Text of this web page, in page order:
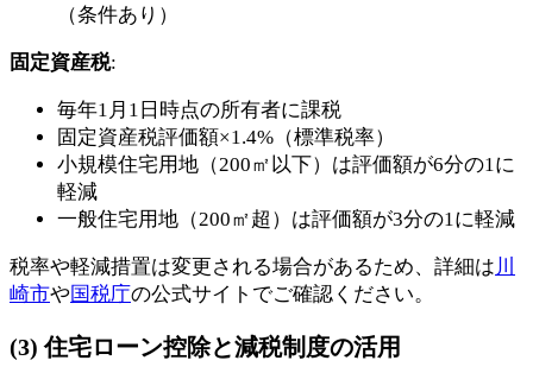
（条件あり）
固定資産税:
毎年1月1日時点の所有者に課税
固定資産税評価額×1.4%（標準税率）
小規模住宅用地（200㎡以下）は評価額が6分の1に
軽減
一般住宅用地（200㎡超）は評価額が3分の1に軽減
税率や軽減措置は変更される場合があるため、詳細は川
崎市や国税庁の公式サイトでご確認ください。
(3) 住宅ローン控除と減税制度の活用